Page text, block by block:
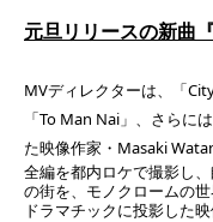
元旦リリースの新曲
MVディレクターは、「
「To Man Nai」、さらに
た映像作家・Masaki
全編を都内ロケで撮影し
の街を、モノクロームの
ドラマチックに投影した